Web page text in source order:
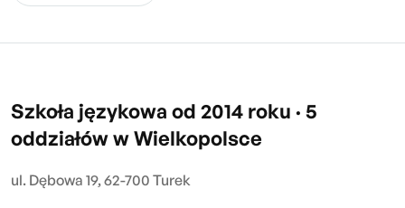
Szkoła językowa od 2014 roku · 5
oddziałów w Wielkopolsce
ul. Dębowa 19, 62-700 Turek